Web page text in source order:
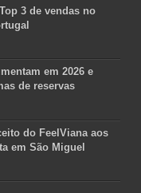
3 de vendas no
em 2026 e
de reservas
do FeelViana aos
em São Miguel